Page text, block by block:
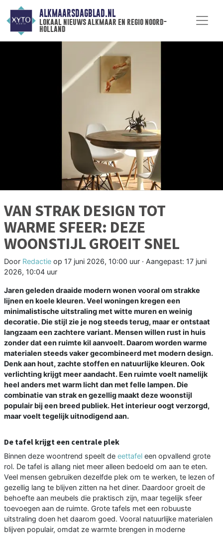
ALKMAARSDAGBLAD.NL
lokaal nieuws alkmaar en regio noord-
holland
VAN STRAK DESIGN TOT
WARME SFEER: DEZE
WOONSTIJL GROEIT SNEL
Door Redactie op 17 juni 2026, 10:00 uur · Aangepast: 17 juni
2026, 10:04 uur
Jaren geleden draaide modern wonen vooral om strakke
lijnen en koele kleuren. Veel woningen kregen een
minimalistische uitstraling met witte muren en weinig
decoratie. Die stijl zie je nog steeds terug, maar er ontstaat
langzaam een zachtere variant. Mensen willen rust in huis
zonder dat een ruimte kil aanvoelt. Daarom worden warme
materialen steeds vaker gecombineerd met modern design.
Denk aan hout, zachte stoffen en natuurlijke kleuren. Ook
verlichting krijgt meer aandacht. Een ruimte voelt namelijk
heel anders met warm licht dan met felle lampen. Die
combinatie van strak en gezellig maakt deze woonstijl
populair bij een breed publiek. Het interieur oogt verzorgd,
maar voelt tegelijk uitnodigend aan.
De tafel krijgt een centrale plek
Binnen deze woontrend speelt de eettafel een opvallend grote
rol. De tafel is allang niet meer alleen bedoeld om aan te eten.
Veel mensen gebruiken dezelfde plek om te werken, te lezen of
gezellig lang te blijven zitten na het diner. Daardoor groeit de
behoefte aan meubels die praktisch zijn, maar tegelijk sfeer
toevoegen aan de ruimte. Grote tafels met een robuuste
uitstraling doen het daarom goed. Vooral natuurlijke materialen
blijven populair, omdat ze warmte brengen in moderne